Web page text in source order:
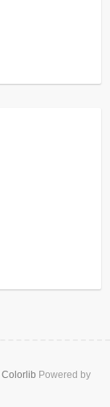
Colorlib Powered by